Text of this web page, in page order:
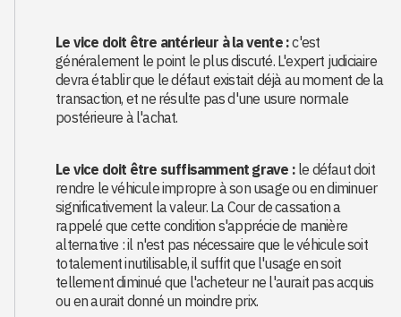
Le vice doit être antérieur à la vente :c'est
généralement le point le plus discuté. L'expert judiciaire
devra établir que le défaut existait déjà au moment de la
transaction, et ne résulte pas d'une usure normale
postérieure à l'achat.
Le vice doit être suffisamment grave :le défaut doit
rendre le véhicule impropre à son usage ou en diminuer
significativement la valeur. La Cour de cassation a
rappelé que cette condition s'apprécie de manière
alternative : il n'est pas nécessaire que le véhicule soit
totalement inutilisable, il suffit que l'usage en soit
tellement diminué que l'acheteur ne l'aurait pas acquis
ou en aurait donné un moindre prix.